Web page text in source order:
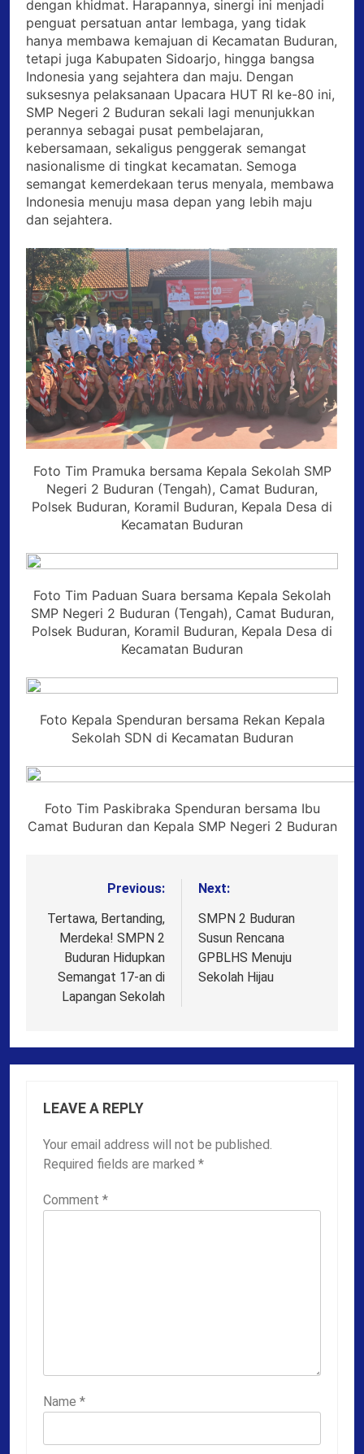
dengan khidmat. Harapannya, sinergi ini menjadi
penguat persatuan antar lembaga, yang tidak
hanya membawa kemajuan di Kecamatan Buduran,
tetapi juga Kabupaten Sidoarjo, hingga bangsa
Indonesia yang sejahtera dan maju. Dengan
suksesnya pelaksanaan Upacara HUT RI ke-80 ini,
SMP Negeri 2 Buduran sekali lagi menunjukkan
perannya sebagai pusat pembelajaran,
kebersamaan, sekaligus penggerak semangat
nasionalisme di tingkat kecamatan. Semoga
semangat kemerdekaan terus menyala, membawa
Indonesia menuju masa depan yang lebih maju
dan sejahtera.
Foto Tim Pramuka bersama Kepala Sekolah SMP
Negeri 2 Buduran (Tengah), Camat Buduran,
Polsek Buduran, Koramil Buduran, Kepala Desa di
Kecamatan Buduran
Foto Tim Paduan Suara bersama Kepala Sekolah
SMP Negeri 2 Buduran (Tengah), Camat Buduran,
Polsek Buduran, Koramil Buduran, Kepala Desa di
Kecamatan Buduran
Foto Kepala Spenduran bersama Rekan Kepala
Sekolah SDN di Kecamatan Buduran
Foto Tim Paskibraka Spenduran bersama Ibu
Camat Buduran dan Kepala SMP Negeri 2 Buduran
navigation
Previous:
Tertawa, Bertanding,
Merdeka! SMPN 2
Buduran Hidupkan
Semangat 17-an di
Lapangan Sekolah
Next:
SMPN 2 Buduran
Susun Rencana
GPBLHS Menuju
Sekolah Hijau
LEAVE A REPLY
Your email address will not be published.
Required fields are marked *
Comment *
Name *